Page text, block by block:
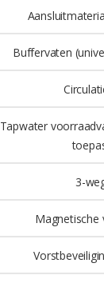
Buffervaten
Tapwater
3-
Magnetische